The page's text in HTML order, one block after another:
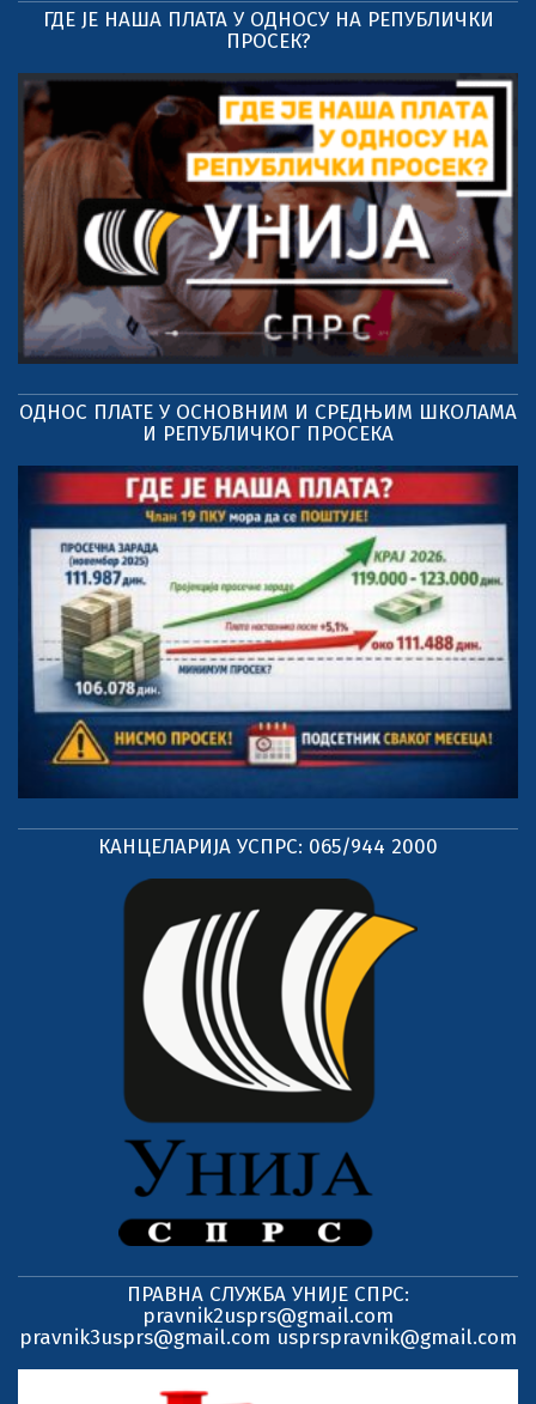
ГДЕ ЈЕ НАША ПЛАТА У ОДНОСУ НА РЕПУБЛИЧКИ
ПРОСЕК?
ОДНОС ПЛАТЕ У ОСНОВНИМ И СРЕДЊИМ ШКОЛАМА
И РЕПУБЛИЧКОГ ПРОСЕКА
КАНЦЕЛАРИЈА УСПРС: 065/944 2000
ПРАВНА СЛУЖБА УНИЈЕ СПРС:
pravnik2usprs@gmail.com
pravnik3usprs@gmail.com usprspravnik@gmail.com